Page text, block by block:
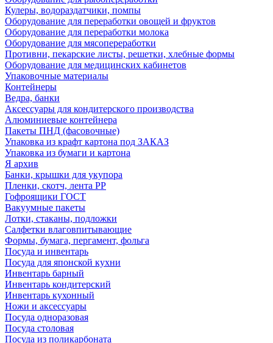
Кулеры, водораздатчики, помпы
Оборудование для переработки овощей и фруктов
Оборудование для переработки молока
Оборудование для мясопереработки
Противни, пекарские листы, решетки, хлебные формы
Оборудование для медицинских кабинетов
Упаковочные материалы
Контейнеры
Ведра, банки
Аксессуары для кондитерского производства
Алюминиевые контейнера
Пакеты ПНД (фасовочные)
Упаковка из крафт картона под ЗАКАЗ
Упаковка из бумаги и картона
Я архив
Банки, крышки для укупора
Пленки, скотч, лента РР
Гофроящики ГОСТ
Вакуумные пакеты
Лотки, стаканы, подложки
Салфетки влаговпитывающие
Формы, бумага, пергамент, фольга
Посуда и инвентарь
Посуда для японской кухни
Инвентарь барный
Инвентарь кондитерский
Инвентарь кухонный
Ножи и аксессуары
Посуда одноразовая
Посуда столовая
Посуда из поликарбоната